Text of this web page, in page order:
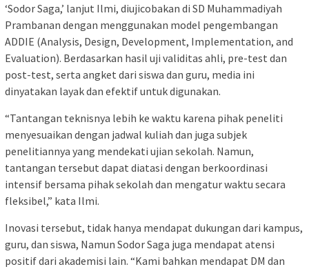
‘Sodor Saga,’ lanjut Ilmi, diujicobakan di SD Muhammadiyah
Prambanan dengan menggunakan model pengembangan
ADDIE (Analysis, Design, Development, Implementation, and
Evaluation). Berdasarkan hasil uji validitas ahli, pre-test dan
post-test, serta angket dari siswa dan guru, media ini
dinyatakan layak dan efektif untuk digunakan.
“Tantangan teknisnya lebih ke waktu karena pihak peneliti
menyesuaikan dengan jadwal kuliah dan juga subjek
penelitiannya yang mendekati ujian sekolah. Namun,
tantangan tersebut dapat diatasi dengan berkoordinasi
intensif bersama pihak sekolah dan mengatur waktu secara
fleksibel,” kata Ilmi.
Inovasi tersebut, tidak hanya mendapat dukungan dari kampus,
guru, dan siswa, Namun Sodor Saga juga mendapat atensi
positif dari akademisi lain. “Kami bahkan mendapat DM dan